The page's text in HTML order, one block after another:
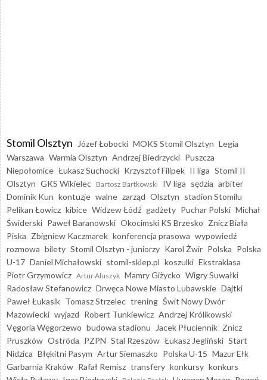
Stomil Olsztyn Józef Łobocki MOKS Stomil Olsztyn Legia
Warszawa Warmia Olsztyn Andrzej Biedrzycki Puszcza
Niepołomice Łukasz Suchocki Krzysztof Filipek II liga Stomil II
Olsztyn GKS Wikielec Bartosz Bartkowski IV liga sędzia arbiter
Dominik Kun kontuzje walne zarząd Olsztyn stadion Stomilu
Pelikan Łowicz kibice Widzew Łódź gadżety Puchar Polski Michał
Świderski Paweł Baranowski Okocimski KS Brzesko Znicz Biała
Piska Zbigniew Kaczmarek konferencja prasowa wypowiedź
rozmowa bilety Stomil Olsztyn - juniorzy Karol Żwir Polska Polska
U-17 Daniel Michałowski stomil-sklep.pl koszulki Ekstraklasa
Piotr Grzymowicz Artur Aluszyk Mamry Giżycko Wigry Suwałki
Radosław Stefanowicz Drwęca Nowe Miasto Lubawskie Dajtki
Paweł Łukasik Tomasz Strzelec trening Świt Nowy Dwór
Mazowiecki wyjazd Robert Tunkiewicz Andrzej Królikowski
Vęgoria Węgorzewo budowa stadionu Jacek Płuciennik Znicz
Pruszków Ostróda PZPN Stal Rzeszów Łukasz Jegliński Start
Nidzica Błękitni Pasym Artur Siemaszko Polska U-15 Mazur Ełk
Garbarnia Kraków Rafał Remisz transfery konkursy konkurs